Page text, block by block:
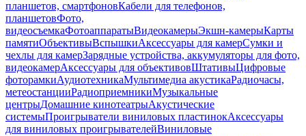
планшетов, смартфоновКабели для телефонов,
планшетовФото,
видеосъемкаФотоаппаратыВидеокамерыЭкшн-камерыКарты
памятиОбъективыВспышкиАксессуары для камерСумки и
чехлы для камерЗарядные устройства, аккумуляторы для фото,
видеокамерАксессуары для объективовШтативыЦифровые
фоторамкиАудиотехникаМультимедиа акустикаРадиочасы,
метеостанцииРадиоприемникиМузыкальные
центрыДомашние кинотеатрыАкустические
системыПроигрыватели виниловых пластинокАксессуары
для виниловых проигрывателейВиниловые